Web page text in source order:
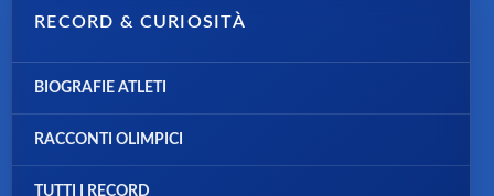
RECORD & CURIOSITÀ
BIOGRAFIE ATLETI
RACCONTI OLIMPICI
TUTTI I RECORD